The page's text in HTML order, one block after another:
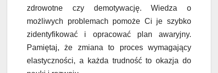
zdrowotne czy demotywację. Wiedza o
możliwych problemach pomoże Ci je szybko
zidentyfikować i opracować plan awaryjny.
Pamiętaj, że zmiana to proces wymagający
elastyczności, a każda trudność to okazja do